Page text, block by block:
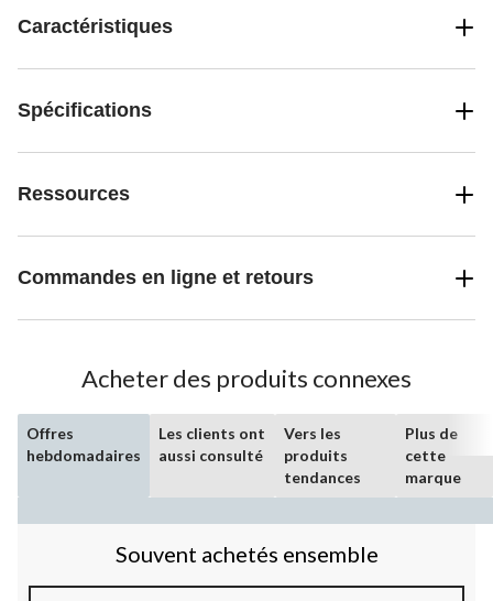
Caractéristiques
Spécifications
Ressources
Commandes en ligne et retours
Acheter des produits connexes
Offres
hebdomadaires
Les clients ont
aussi consulté
Vers les
produits
tendances
Plus de
cette
marque
Souvent achetés ensemble